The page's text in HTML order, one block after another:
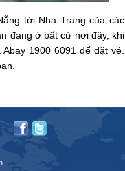
tới Nha Trang của các
đang ở bất cứ nơi đây, khi
1900 6091 để đặt vé.